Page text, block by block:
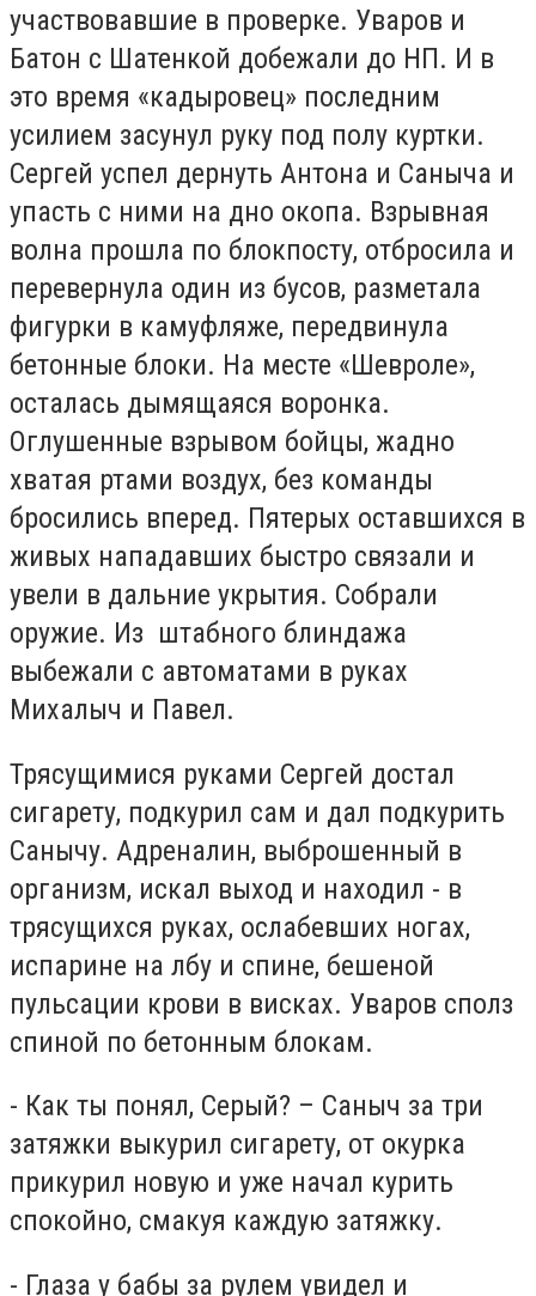
участвовавшие в проверке. Уваров и
Батон с Шатенкой добежали до НП. И в
это время «кадыровец» последним
усилием засунул руку под полу куртки.
Сергей успел дернуть Антона и Саныча и
упасть с ними на дно окопа. Взрывная
волна прошла по блокпосту, отбросила и
перевернула один из бусов, разметала
фигурки в камуфляже, передвинула
бетонные блоки. На месте «Шевроле»,
осталась дымящаяся воронка.
Оглушенные взрывом бойцы, жадно
хватая ртами воздух, без команды
бросились вперед. Пятерых оставшихся в
живых нападавших быстро связали и
увели в дальние укрытия. Собрали
оружие. Из штабного блиндажа
выбежали с автоматами в руках
Михалыч и Павел.
Трясущимися руками Сергей достал
сигарету, подкурил сам и дал подкурить
Санычу. Адреналин, выброшенный в
организм, искал выход и находил - в
трясущихся руках, ослабевших ногах,
испарине на лбу и спине, бешеной
пульсации крови в висках. Уваров сполз
спиной по бетонным блокам.
- Как ты понял, Серый? – Саныч за три
затяжки выкурил сигарету, от окурка
прикурил новую и уже начал курить
спокойно, смакуя каждую затяжку.
- Глаза у бабы за рулем увидел и